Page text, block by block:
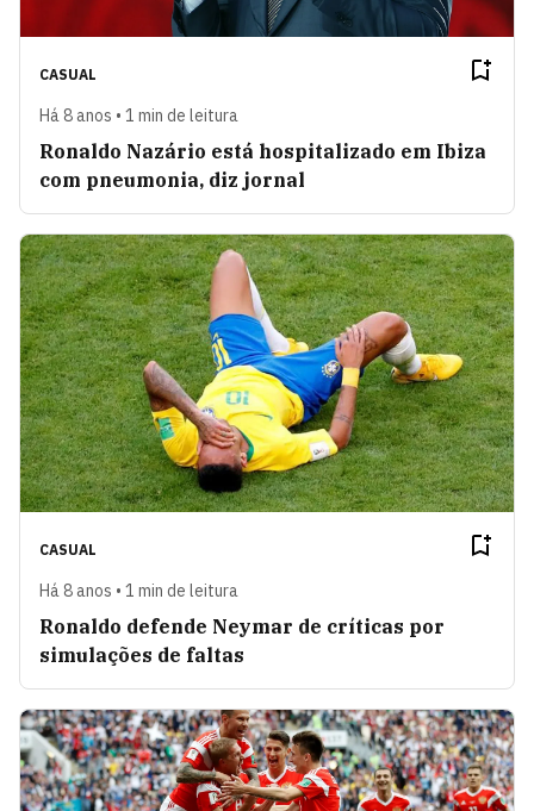
CASUAL
Há 8 anos • 1 min de leitura
Ronaldo Nazário está hospitalizado em Ibiza
com pneumonia, diz jornal
CASUAL
Há 8 anos • 1 min de leitura
Ronaldo defende Neymar de críticas por
simulações de faltas